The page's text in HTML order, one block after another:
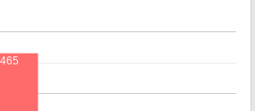
465